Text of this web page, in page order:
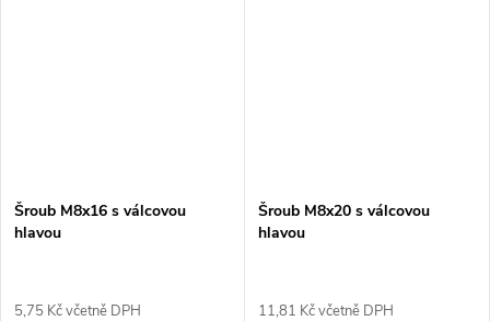
Šroub M8x16 s válcovou
hlavou
5,75 Kč včetně DPH
Šroub M8x20 s válcovou
hlavou
11,81 Kč včetně DPH